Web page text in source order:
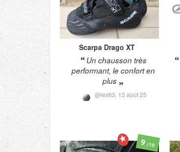
Scarpa Drago XT
Un chausson très
performant, le confort en
plus
@lex63, 15 août 25
9/10